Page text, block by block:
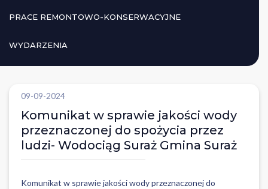
PRACE REMONTOWO-KONSERWACYJNE
WYDARZENIA
09-09-2024
Komunikat w sprawie jakości wody
przeznaczonej do spożycia przez
ludzi- Wodociąg Suraż Gmina Suraż
Komunikat w sprawie jakości wody przeznaczonej do